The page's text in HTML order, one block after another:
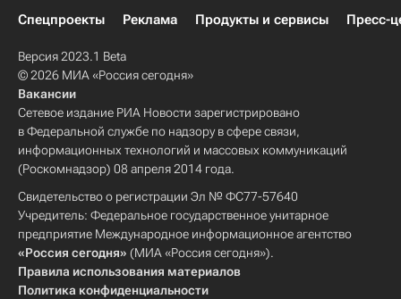
Спецпроекты
Реклама Продукты и сервисы Пресс-
Версия 2023.1 Beta
© 2026 МИА «Россия сегодня»
Вакансии
Сетевое издание РИА Новости зарегистрировано
в Федеральной службе по надзору в сфере связи,
информационных технологий и массовых коммуникаций
(Роскомнадзор) 08 апреля 2014 года.
Свидетельство о регистрации Эл № ФС77-57640
Учредитель: Федеральное государственное унитарное
предприятие Международное информационное агентство
«Россия сегодня» (МИА «Россия сегодня»).
Правила использования материалов
Политика конфиденциальности